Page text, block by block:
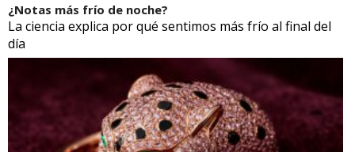
¿Notas más frío de noche?
La ciencia explica por qué sentimos más frío al final del
día